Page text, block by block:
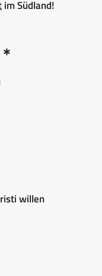
im Südland!
∗
willen